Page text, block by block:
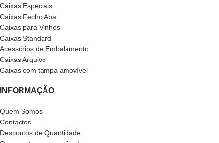
Caixas Especiais
Caixas Fecho Aba
Caixas para Vinhos
Caixas Standard
Acessórios de Embalamento
Caixas Arquivo
Caixas com tampa amovível
INFORMAÇÃO
Quem Somos
Contactos
Descontos de Quantidade